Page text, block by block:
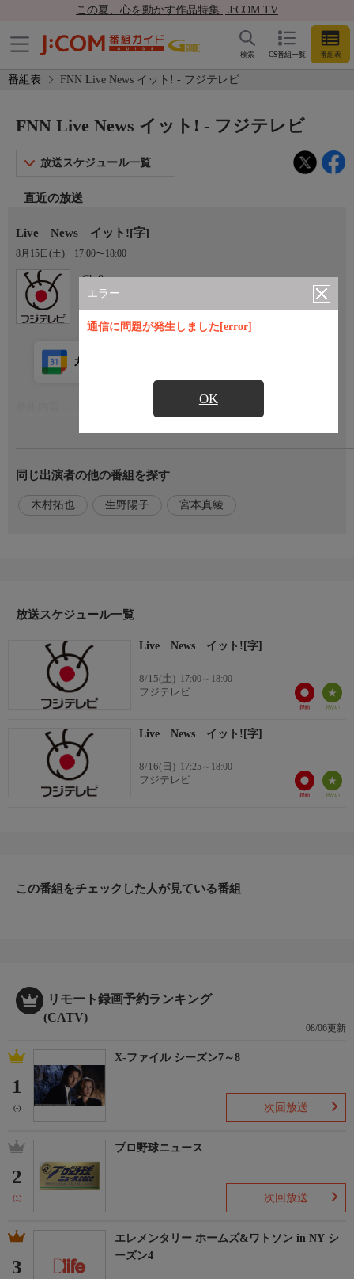
この夏、心を動かす作品特集 | J:COM TV
CS番組一覧 番組表
検索
番組表 FNN Live News イット! - フジテレビ
エラー
通信に問題が発生しました[error]
OK
FNN Live News イット! - フジテレビ
放送スケジュール一覧
直近の放送
Live News イット![字]
8月15日(土) 17:00〜18:00
Ch.8
フジテレビ
カレンダー登録
村拓也、生野陽子、宮本真綾キャスターが今起きているニュース
が“暮らしにどう影響するか"を伝え、社会や暮らしが良くなるた
めのヒントやきっかけを探します。
宮本真綾(フジテレビアナウンサー)
同じ出演者の他の番組を探す
木村拓也 生野陽子 宮本真綾
放送スケジュール一覧
Live News イット![字]
8/15(土) 17:00～18:00
フジテレビ
Live News イット![字]
8/16(日) 17:25～18:00
フジテレビ
この番組をチェックした人が見ている番組
リモート録画予約ランキング
(CATV)
08/06更新
1
(-)
X-ファイル シーズン7～8
次回放送
2
(1)
プロ野球ニュース
次回放送
3
エレメンタリー ホームズ&ワトソン in NY シ
ーズン4